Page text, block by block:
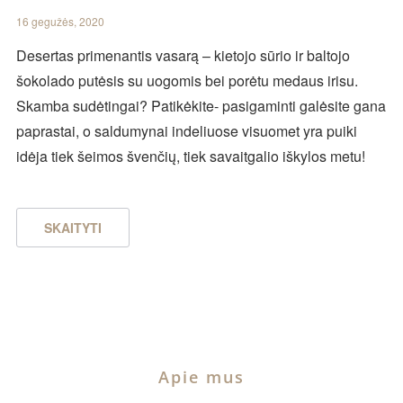
16 gegužės, 2020
Desertas primenantis vasarą – kietojo sūrio ir baltojo
šokolado putėsis su uogomis bei porėtu medaus irisu.
Skamba sudėtingai? Patikėkite- pasigaminti galėsite gana
paprastai, o saldumynai indeliuose visuomet yra puiki
idėja tiek šeimos švenčių, tiek savaitgalio iškylos metu!
SKAITYTI
Apie mus